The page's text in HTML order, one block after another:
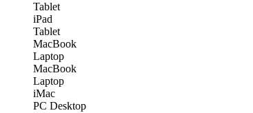
Tablet
iPad
Tablet
MacBook
Laptop
MacBook
Laptop
iMac
PC Desktop